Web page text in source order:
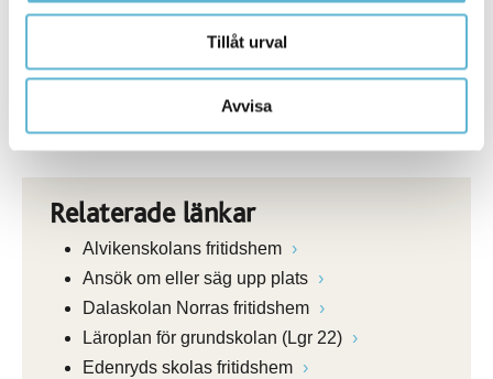
Tillåt urval
Avvisa
för att stärka kommunikationen mellan förskola och
vårdnadshavare, samt mellan skola och elever och
Mer information om InfoMentor
Relaterade länkar
Alvikenskolans fritidshem
Ansök om eller säg upp plats
Dalaskolan Norras fritidshem
Läroplan för grundskolan (Lgr 22)
Edenryds skolas fritidshem